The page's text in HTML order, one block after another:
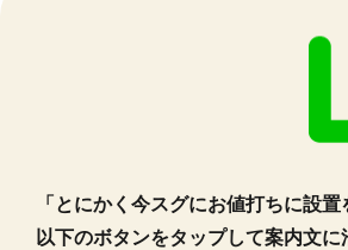
「とにかく今スグにお値打ちに設
以下のボタンをタップして案内文